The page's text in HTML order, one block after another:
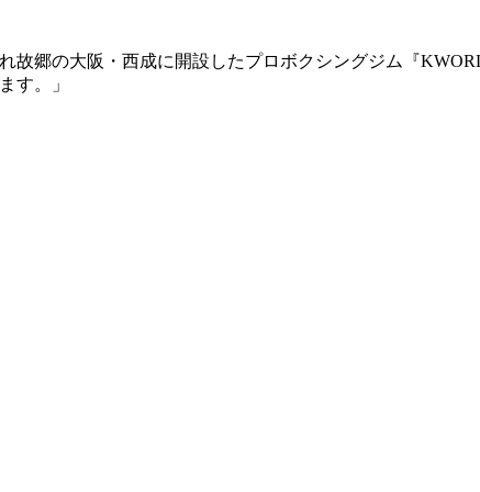
故郷の大阪・西成に開設したプロボクシングジム『
す。」